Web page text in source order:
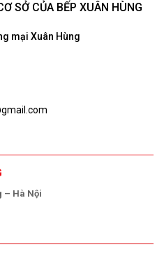
SỞ CỦA BẾP XUÂN HÙNG
mại Xuân Hùng
– Hà Nội